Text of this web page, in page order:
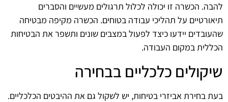
להבה. הכשרה זו יכולה לכלול תרגולים מעשיים והסברים
תיאורטיים על תהליכי עבודה בטוחים. הכשרה מקיפה מבטיחה
שהעובדים יידעו כיצד לפעול במצבים שונים ותשפר את הבטיחות
הכללית במקום העבודה.
שיקולים כלכליים בבחירה
בעת בחירת אביזרי בטיחות, יש לשקול גם את ההיבטים הכלכליים.